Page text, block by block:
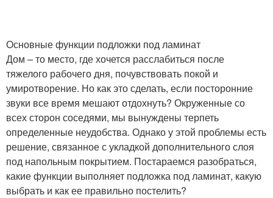
Основные функции подложки под ламинат
Дом – то место, где хочется расслабиться после
тяжелого рабочего дня, почувствовать покой и
умиротворение. Но как это сделать, если посторонние
звуки все время мешают отдохнуть? Окруженные со
всех сторон соседями, мы вынуждены терпеть
определенные неудобства. Однако у этой проблемы есть
решение, связанное с укладкой дополнительного слоя
под напольным покрытием. Постараемся разобраться,
какие функции выполняет подложка под ламинат, какую
выбрать и как ее правильно постелить?